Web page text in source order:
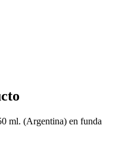
ml. (Argentina) en funda